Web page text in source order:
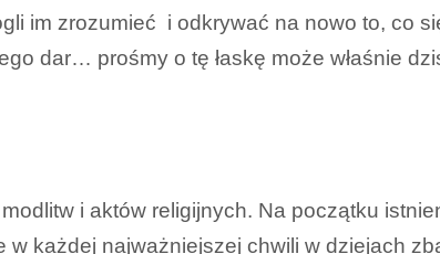
im zrozumieć i odkrywać na nowo to, co
dar… prośmy o tę łaskę może właśnie
i aktów religijnych. Na początku
w każdej najważniejszej chwili w dziejach